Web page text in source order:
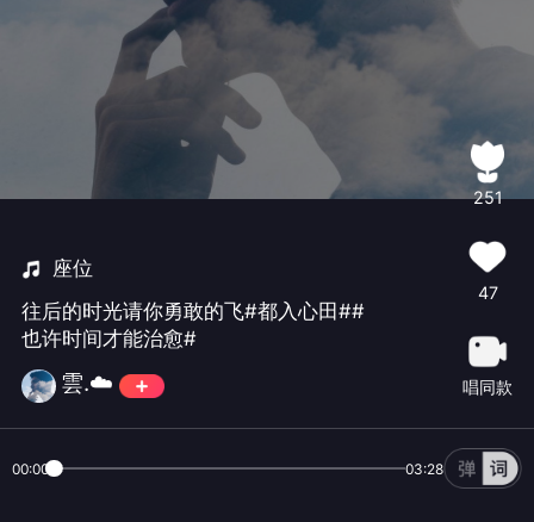
座位
往后的时光请你勇敢的飞#都入心田##
也许时间才能治愈#
雲.☁️
251
47
唱同款
00:00 03:28